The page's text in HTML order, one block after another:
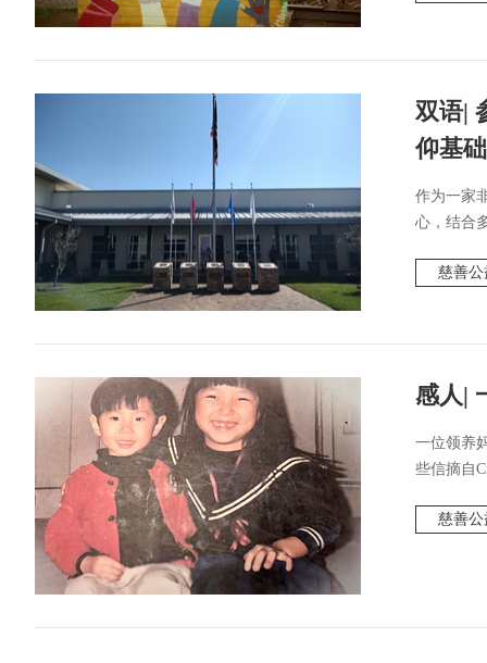
双语|
仰基
作为一家
心，结合
慈善公
感人|
一位领养
些信摘自
慈善公